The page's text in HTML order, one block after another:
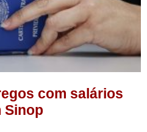
com salários
Sinop